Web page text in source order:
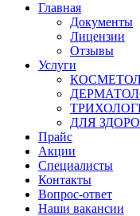
Главная
Документы
Лицензии
Отзывы
Услуги
ДЛЯ
Прайс
Акции
Специалисты
Контакты
Вопрос-ответ
Наши вакансии